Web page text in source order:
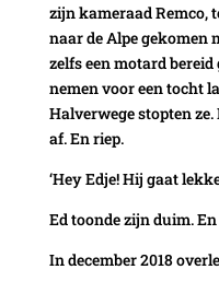
zijn kameraad Remco,
naar de Alpe gekomen
zelfs een motard bereid
nemen voor een tocht
Halverwege stopten
af. En riep.
‘Hey Edje! Hij gaat
Ed toonde zijn duim.
In december 2018